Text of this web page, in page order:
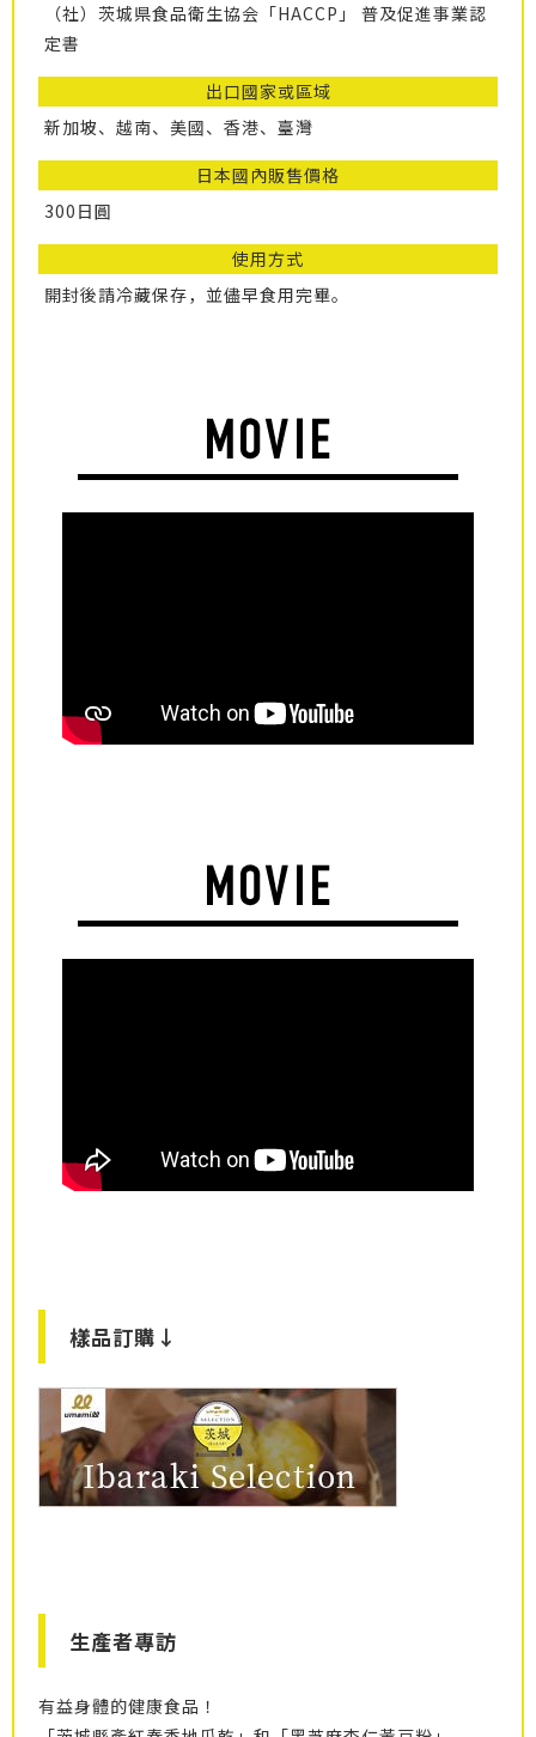
（社）茨城県食品衛生協会「HACCP」 普及促進事業認
定書
出口國家或區域
新加坡、越南、美國、香港、臺灣
日本國內販售價格
300日圓
使用方式
開封後請冷藏保存，並儘早食用完畢。
樣品訂購↓
生產者專訪
有益身體的健康食品！